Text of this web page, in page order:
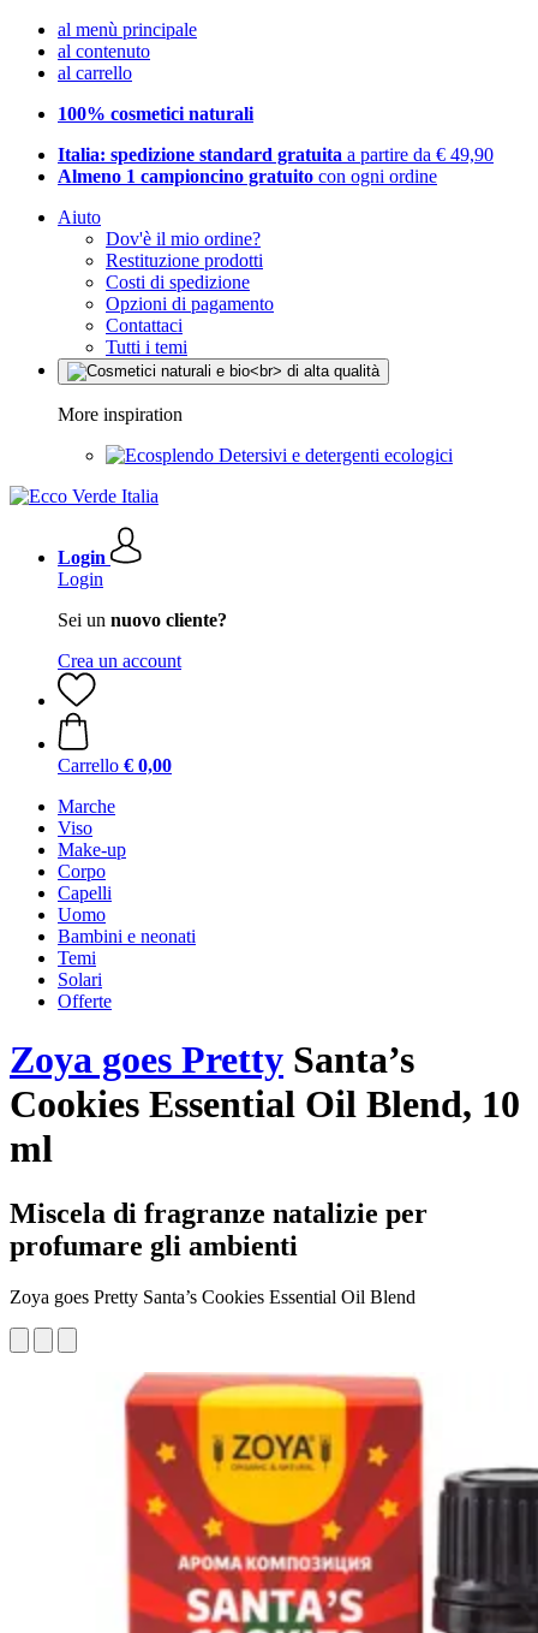
al menù principale
al contenuto
al carrello
100% cosmetici naturali
Italia: spedizione standard gratuita a partire da € 49,90
Almeno 1 campioncino gratuito con ogni ordine
Aiuto
Dov'è il mio ordine?
Restituzione prodotti
Costi di spedizione
Opzioni di pagamento
Contattaci
Tutti i temi
More inspiration
Detersivi e detergenti ecologici
Login
Login
Sei un nuovo cliente?
Crea un account
Carrello € 0,00
Marche
Viso
Make-up
Corpo
Capelli
Uomo
Bambini e neonati
Temi
Solari
Offerte
Zoya goes Pretty Santa’s
Cookies Essential Oil Blend, 10
ml
Miscela di fragranze natalizie per
profumare gli ambienti
Zoya goes Pretty Santa’s Cookies Essential Oil Blend